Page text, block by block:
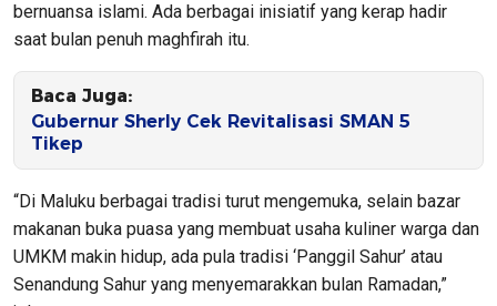
bernuansa islami. Ada berbagai inisiatif yang kerap hadir
saat bulan penuh maghfirah itu.
Baca Juga:
Gubernur Sherly Cek Revitalisasi SMAN 5
Tikep
“Di Maluku berbagai tradisi turut mengemuka, selain bazar
makanan buka puasa yang membuat usaha kuliner warga dan
UMKM makin hidup, ada pula tradisi ‘Panggil Sahur’ atau
Senandung Sahur yang menyemarakkan bulan Ramadan,”